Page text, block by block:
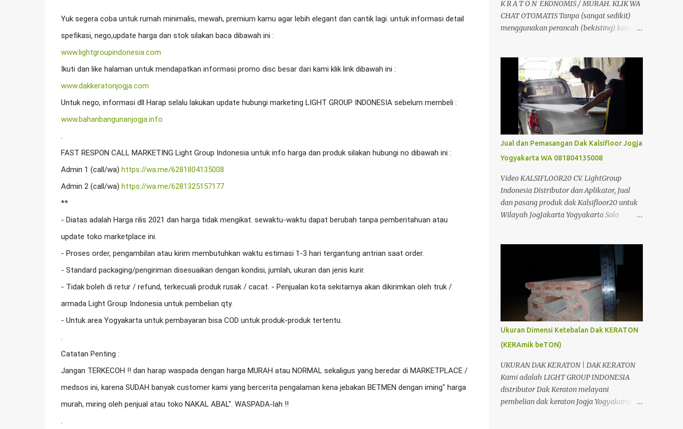
Yuk segera coba untuk rumah minimalis, mewah, premium kamu agar lebih elegant dan cantik lagi. untuk informasi detail
www.lightgroupindonesia.com
www.dakkeratonjogja.com
www.bahanbangunanjogja.info
.
FAST RESPON CALL MARKETING Light Group Indonesia untuk info harga dan produk silakan hubungi no dibawah ini :
Admin 1 (call/wa) https://wa.me/6281804135008
Admin 2 (call/wa) https://wa.me/6281325157177
**
- Diatas adalah Harga rilis 2021 dan harga tidak mengikat. sewaktu-waktu dapat berubah tanpa pemberitahuan atau
update toko marketplace ini.
- Proses order, pengambilan atau kirim membutuhkan waktu estimasi 1-3 hari tergantung antrian saat order.
- Standard packaging/pengiriman disesuaikan dengan kondisi, jumlah, ukuran dan jenis kurir.
- Tidak boleh di retur / refund, terkecuali produk rusak / cacat. - Penjualan kota sekitarnya akan dikirimkan oleh truk /
armada Light Group Indonesia untuk pembelian qty.
- Untuk area Yogyakarta untuk pembayaran bisa COD untuk produk-produk tertentu.
.
Catatan Penting :
Jangan TERKECOH !! dan harap waspada dengan harga MURAH atau NORMAL sekaligus yang beredar di MARKETPLACE /
medsos ini, karena SUDAH banyak customer kami yang bercerita pengalaman kena jebakan BETMEN dengan iming" harga
murah, miring oleh penjual atau toko NAKAL ABAL". WASPADA-lah !!
.
K R A T O N EKONOMIS / MURAH. KLIK WA
CHAT OTOMATIS Tanpa (sangat sedikit)
menggunakan perancah (bekisting) kayu,
pemakaian beton sangat sedikit sehingga
menghemat material. Dapat berfungsi
sebagai perancah tetap, dipasang tanpa
perlu pembongkaran. Jadi jelas dari segi
perancah sangat ada penghematan.
dibandingkan dengan pembuatan plat
lantai beton konvensional biasa. Selain itu
juga tidak memerlukan alat bantu seperti
krane, sehingga dapat mengurangi biaya
konstruksi. Analisa Perbandingan Cor Beton
Konfensional Dan Dak Beton Kraton Analisa
Harga Biaya Pekerjaan Beton Kraton/m2 &
Cara Menghitung Kebutuhan Dak
Harga Satuan Jumlah Kraton T= 10 Cm 20
m2 10 ,000.00 200,000.00 Besi ...
Jual dan Pemasangan Dak Kalsifloor Jogja
Yogyakarta WA 081804135008
Video KALSIFLOOR20 CV. LightGroup
Indonesia Distributor dan Aplikator, Jual
dan pasang produk dak Kalsifloor20 untuk
Wilayah JogJakarta Yogyakarta Solo
Salatiga Ambarawa Temanggung
Purworejo Banjarnegara Purbalingga
Rembang Grobogan Cepu Kudus Pati Jepara
Kendal dan Jawa Tengah; Telp/SMS/WA
088802725212 / 081804135008 /
081325157177 PIN BB 53897EDC CV. Light
perusahaan yang bergerak dibidang
Distributor, Suplier, Aplikator dan
Kontraktor bahan bangunan di Jogja
Yogyakarta. Dimana tujuan kami adalah
berusaha memberikan kemudahan Anda
Ukuran Dimensi Ketebalan Dak KERATON
(KERAmik beTON)
UKURAN DAK KERATON | DAK KERATON
Kami adalah LIGHT GROUP INDONESIA
distributor Dak Keraton melayani
pembelian dak keraton Jogja Yogyakarta